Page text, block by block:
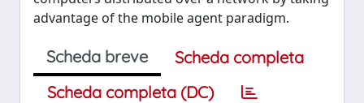
advantage of the mobile agent paradigm.
Scheda breve
Scheda completa
Scheda completa (DC)